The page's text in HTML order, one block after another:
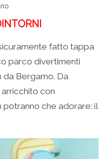
fatto tappa
parco divertimenti
da Bergamo. Da
con
potranno che adorare: il